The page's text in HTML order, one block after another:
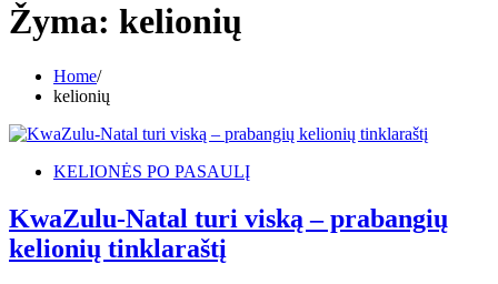
Žyma: kelionių
Home
kelionių
KELIONĖS PO PASAULĮ
KwaZulu-Natal turi viską – prabangių
kelionių tinklaraštį